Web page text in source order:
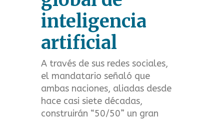
inteligencia
artificial
A través de sus redes sociales,
el mandatario señaló que
ambas naciones, aliadas desde
hace casi siete décadas,
construirán “50/50” un gran